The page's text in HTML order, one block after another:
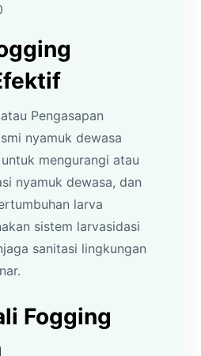
Pengasapan
nyamuk dewasa
mengurangi atau
nyamuk dewasa, dan
larva
sistem larvasidasi
sanitasi lingkungan
Fogging